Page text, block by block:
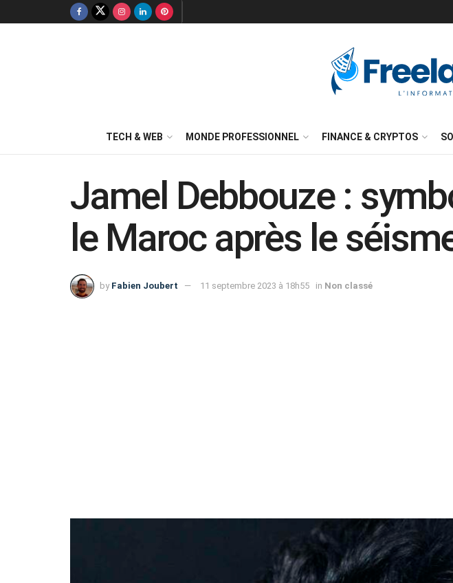
TECH & WEB MONDE PROFESSIONNEL FINANCE & CRYPTOS
Jamel Debbouze :
le Maroc après le
by Fabien Joubert 11 septembre 2023 à 18h55 in Non classé